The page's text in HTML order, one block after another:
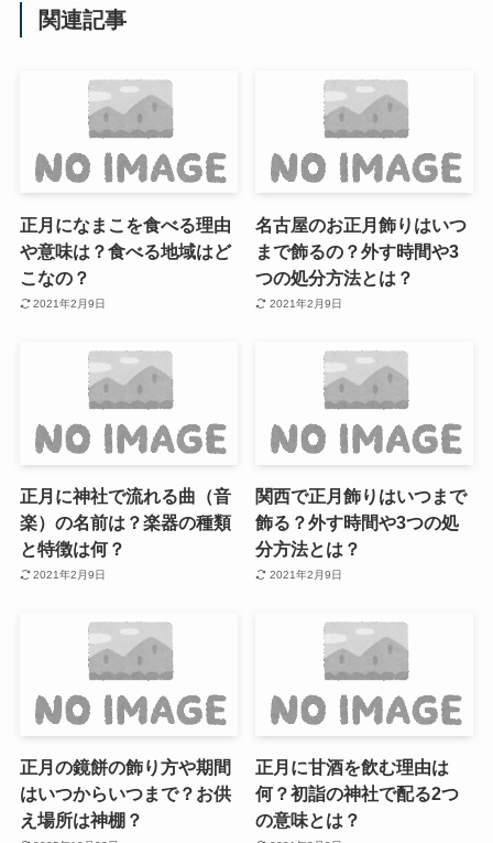
関連記事
正月になまこを食べる理由
や意味は？食べる地域はど
こなの？
2021年2月9日
名古屋のお正月飾りはいつ
まで飾るの？外す時間や3
つの処分方法とは？
2021年2月9日
正月に神社で流れる曲（音
楽）の名前は？楽器の種類
と特徴は何？
2021年2月9日
関西で正月飾りはいつまで
飾る？外す時間や3つの処
分方法とは？
2021年2月9日
正月の鏡餅の飾り方や期間
はいつからいつまで？お供
え場所は神棚？
正月に甘酒を飲む理由は
何？初詣の神社で配る2つ
の意味とは？